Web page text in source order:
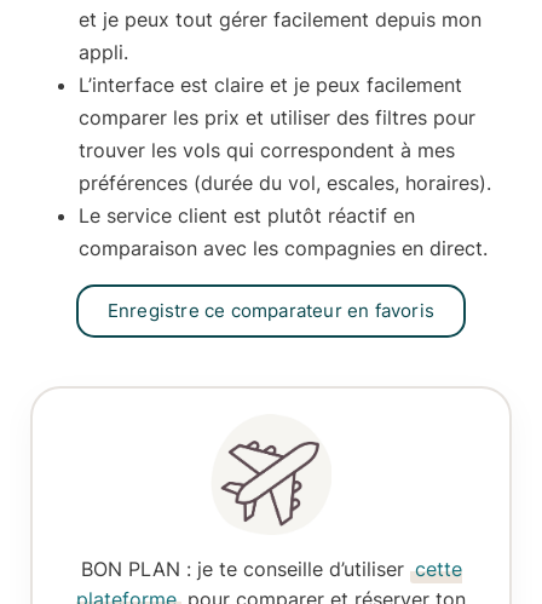
et je peux tout gérer facilement depuis mon
appli.
L’interface est claire et je peux facilement
comparer les prix et utiliser des filtres pour
trouver les vols qui correspondent à mes
préférences (durée du vol, escales, horaires).
Le service client est plutôt réactif en
comparaison avec les compagnies en direct.
Enregistre ce comparateur en favoris
BON PLAN : je te conseille d’utiliser cette